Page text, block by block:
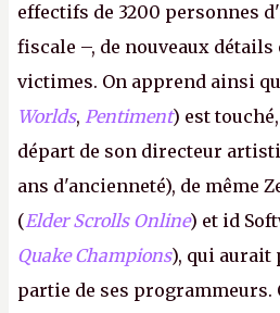
effectifs de 3200 personnes
fiscale –, de nouveaux
victimes. On apprend ainsi
Worlds, Pentiment) est
départ de son directeur
ans d'ancienneté), de même
(Elder Scrolls Online) et id
Quake Champions), qui aurait
partie de ses programmeurs.